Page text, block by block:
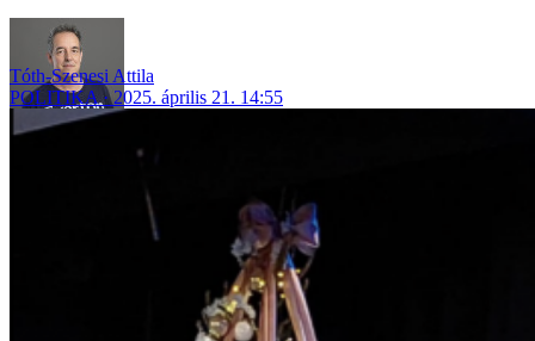
Tóth-Szenesi Attila
POLITIKA
2025. április 21. 14:55